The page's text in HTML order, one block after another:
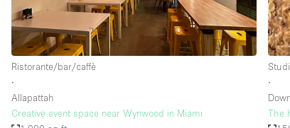
Ristorante/bar/caffè
∙
Allapattah
Creative event space near Wynwood in Miami
∙
The